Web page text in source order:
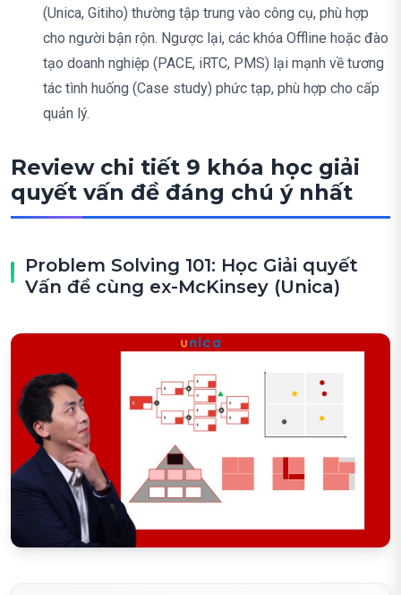
(Unica, Gitiho) thường tập trung vào công cụ, phù hợp
cho người bận rộn. Ngược lại, các khóa Offline hoặc đào
tạo doanh nghiệp (PACE, iRTC, PMS) lại mạnh về tương
tác tình huống (Case study) phức tạp, phù hợp cho cấp
quản lý.
Review chi tiết 9 khóa học giải
quyết vấn đề đáng chú ý nhất
Problem Solving 101: Học Giải quyết
Vấn đề cùng ex-McKinsey (Unica)